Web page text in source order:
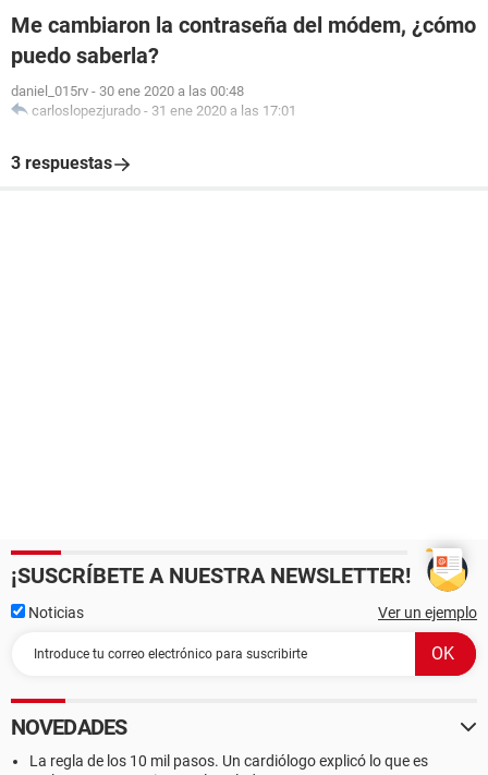
Me cambiaron la contraseña del módem, ¿cómo
puedo saberla?
daniel_015rv - 30 ene 2020 a las 00:48
carloslopezjurado - 31 ene 2020 a las 17:01
3 respuestas
¡SUSCRÍBETE A NUESTRA NEWSLETTER!
Noticias Ver un ejemplo
NOVEDADES
La regla de los 10 mil pasos. Un cardiólogo explicó lo que es